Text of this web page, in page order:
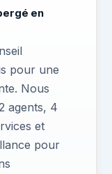
en
pour une
Nous
agents, 4
et
pour